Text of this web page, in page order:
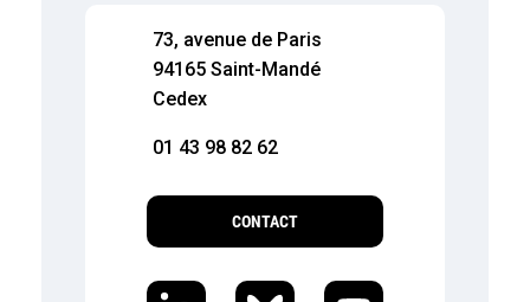
73, avenue de Paris
94165 Saint-Mandé
Cedex
01 43 98 82 62
CONTACT